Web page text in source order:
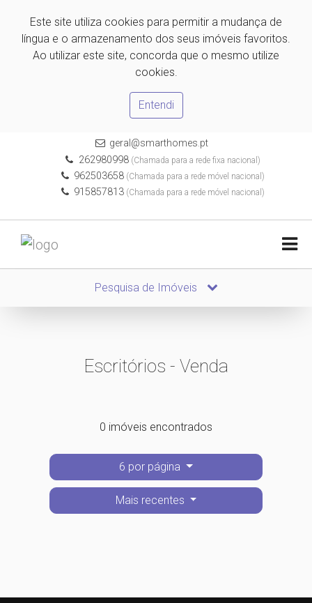
Este site utiliza cookies para permitir a mudança de
língua e o armazenamento dos seus imóveis favoritos.
Ao utilizar este site, concorda que o mesmo utilize
cookies.
Entendi
geral@smarthomes.pt
262980998(Chamada para a rede fixa nacional)
962503658 (Chamada para a rede móvel nacional)
915857813 (Chamada para a rede móvel nacional)
Pesquisa de Imóveis
Escritórios - Venda
0 imóveis encontrados
6 por página
Mais recentes